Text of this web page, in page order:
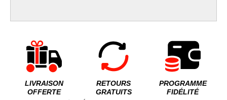
LIVRAISON
OFFERTE
RETOURS
GRATUITS
PROGRAMME
FIDÉLITÉ